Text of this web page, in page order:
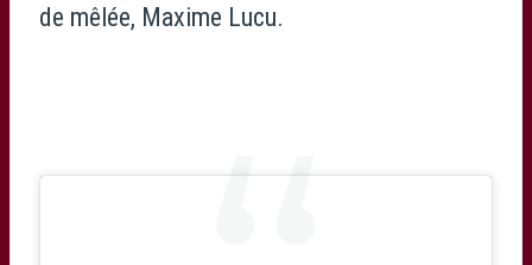
de mêlée, Maxime Lucu.